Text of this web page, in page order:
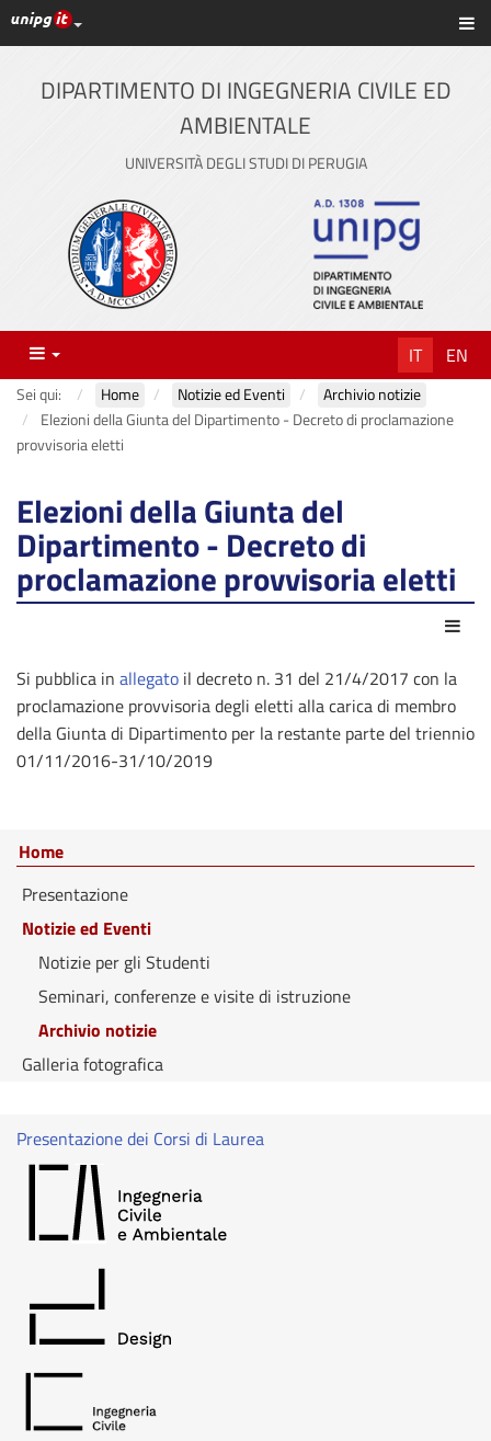
Vai
al
contenuto
principale
Link ai principali servizi web di Ateneo
DIPARTIMENTO DI INGEGNERIA CIVILE ED
AMBIENTALE
UNIVERSITÀ DEGLI STUDI DI PERUGIA
Menu IT EN
Sei qui: Home Notizie ed Eventi
Archivio notizie
Elezioni della Giunta del Dipartimento - Decreto di proclamazione
provvisoria eletti
Elezioni della Giunta del
Dipartimento - Decreto di
proclamazione provvisoria eletti
Si pubblica in allegato il decreto n. 31 del 21/4/2017 con la
proclamazione provvisoria degli eletti alla carica di membro
della Giunta di Dipartimento per la restante parte del triennio
01/11/2016-31/10/2019
Home
Presentazione
Notizie ed Eventi
Notizie per gli Studenti
Seminari, conferenze e visite di istruzione
Archivio notizie
Galleria fotografica
Presentazione dei Corsi di Laurea